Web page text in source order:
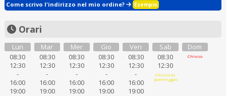
Come scrivo l'indirizzo nel mio ordine? Esempio
Orari
Lun
08:30
12:30
-
16:00
19:00
Mar
08:30
12:30
-
16:00
19:00
Mer
08:30
12:30
-
16:00
19:00
Gio
08:30
12:30
-
16:00
19:00
Ven
08:30
12:30
-
16:00
19:00
Sab
08:30
12:30
Chiuso al
pomeriggio
Dom
Chiuso